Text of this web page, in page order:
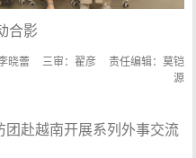
合影
晓蕾 三审：翟彦
责任编辑：莫铠
源
团赴越南开展系列外事交流